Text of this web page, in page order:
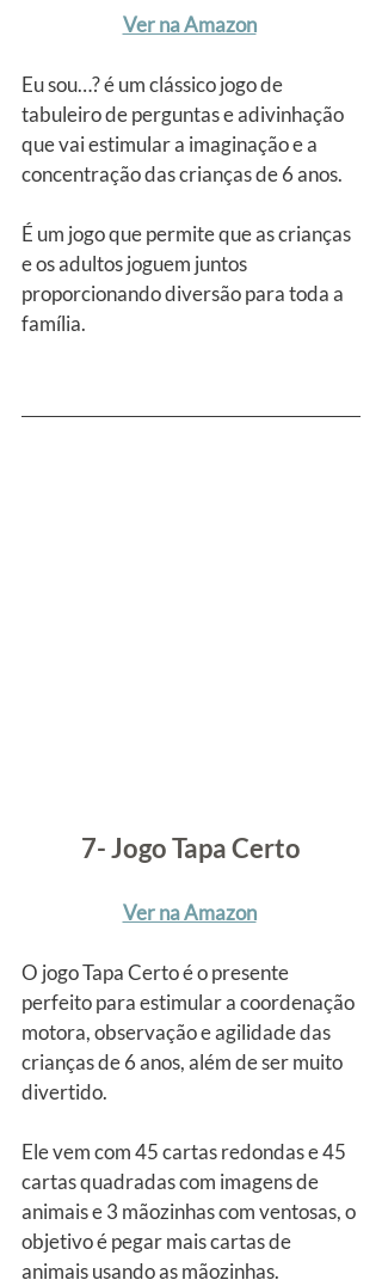
Ver na Amazon
Eu sou…? é um clássico jogo de
tabuleiro de perguntas e adivinhação
que vai estimular a imaginação e a
concentração das crianças de 6 anos.
É um jogo que permite que as crianças
e os adultos joguem juntos
proporcionando diversão para toda a
família.
7- Jogo Tapa Certo
Ver na Amazon
O jogo Tapa Certo é o presente
perfeito para estimular a coordenação
motora, observação e agilidade das
crianças de 6 anos, além de ser muito
divertido.
Ele vem com 45 cartas redondas e 45
cartas quadradas com imagens de
animais e 3 mãozinhas com ventosas, o
objetivo é pegar mais cartas de
animais usando as mãozinhas.